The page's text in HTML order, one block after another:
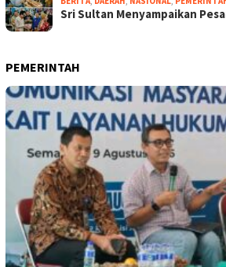
Sri Sultan Menyampaikan
PEMERINTAH